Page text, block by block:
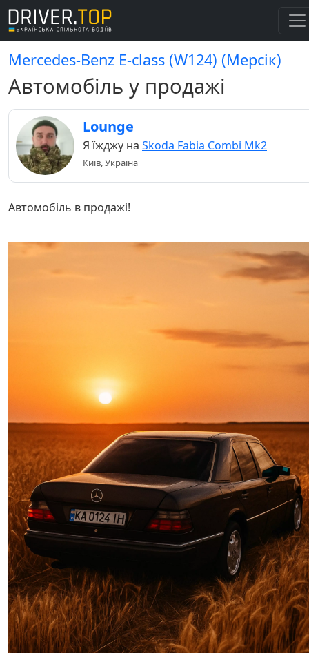
Mercedes-Benz E-class (W124) (Мерсік)
Автомобіль у продажі
Lounge
Я їжджу на Skoda Fabia Combi Mk2
Київ, Україна
Автомобіль в продажі!